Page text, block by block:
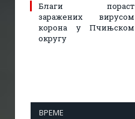
Благи пораст
заражених вирусом
корона у Пчињском
округу
ВРЕМЕ